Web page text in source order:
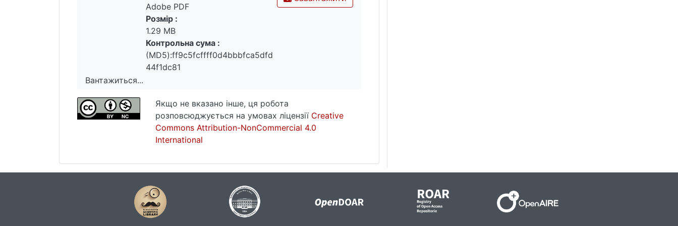
Вантажиться...
Вантажиться...
Adobe PDF
Розмір :
1.29 MB
Контрольна сума :
(MD5):ff9c5fcffff0d4bbbfca5dfd
44f1dc81
Якщо не вказано інше, ця робота
розповсюджується на умовах ліцензії Creative
Commons Attribution-NonCommercial 4.0
International